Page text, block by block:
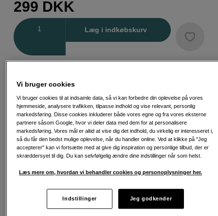
299 DKK
Læg i indkøbskurv
30 dages returret
Personlig service og ekspertrådgivning
Passende tilbehør Se flere tilbehør
Vi bruger cookies
Vi bruger cookies til at indsamle data, så vi kan forbedre din oplevelse på vores
hjemmeside, analysere trafikken, tilpasse indhold og vise relevant, personlig
markedsføring. Disse cookies inkluderer både vores egne og fra vores eksterne
partnere såsom Google, hvor vi deler data med dem for at personalisere
markedsføring. Vores mål er altid at vise dig det indhold, du virkelig er interesseret i,
så du får den bedst mulige oplevelse, når du handler online. Ved at klikke på "Jeg
accepterer" kan vi fortsætte med at give dig inspiration og personlige tilbud, der er
skræddersyet til dig. Du kan selvfølgelig ændre dine indstillinger når som helst.
Læs mere om, hvordan vi behandler cookies og personoplysninger her.
Indstillinger Jeg godkender